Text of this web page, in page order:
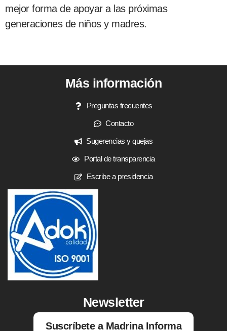
mejor forma de apoyar a las próximas
generaciones de niños y madres.
Más información
Preguntas frecuentes
Contacto
Sugerencias y quejas
Portal de transparencia
Escribe a presidencia
Newsletter
Suscríbete a Madrina Informa